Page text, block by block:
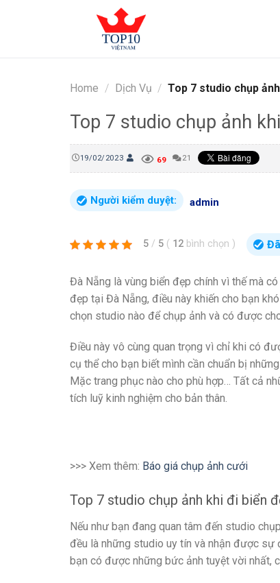
Home / Dịch Vụ / Top 7 studio chụp
Top 7 studio chụp ảnh
19/02/2023 69 21
Người kiểm duyệt: admin
5 / 5 ( 12 bình chọn )
Đà Nẵng là vùng biển đẹp chính vì thế mà
đẹp tại Đà Nẵng, điều này khiến cho bạn
chọn studio nào để chụp ảnh và có được
Điều này vô cùng quan trọng vì chỉ khi có
cụ thể cho bạn biết mình cần chuẩn bị
Mặc trang phục nào cho phù hợp… Tất cả
tích luỹ kinh nghiệm cho bản thân.
>>> Xem thêm: Báo giá chụp ảnh cưới
Top 7 studio chụp ảnh khi đi biển
Nếu như bạn đang quan tâm đến studio
đều là những studio uy tín và nhận được sự
bạn có được những bức ảnh tuyệt vời nhất,